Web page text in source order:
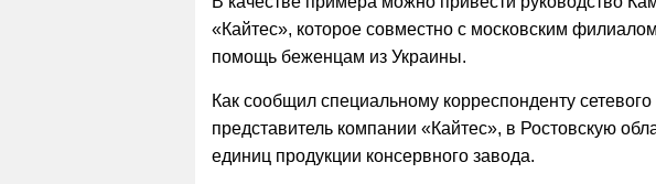
«Кайтес», которое совместно с московским
помощь беженцам из Украины.
Как сообщил специальному корреспонденту
представитель компании «Кайтес», в Ростовскую
единиц продукции консервного завода.